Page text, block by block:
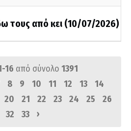
τους από κει (10/07/2026)
16 από σύνολο 1391
8 9 10 11 12 13
14
20 21 22 23 24 25
26
32 33 ›